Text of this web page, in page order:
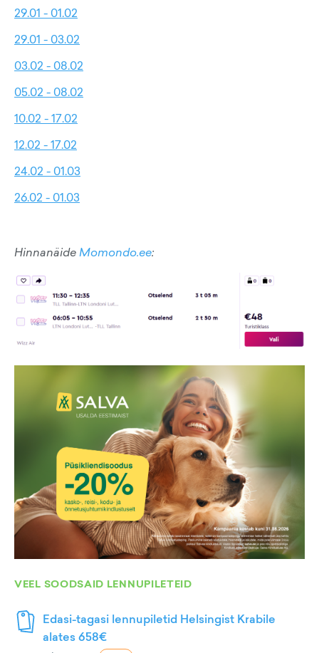
29.01 - 01.02
29.01 - 03.02
03.02 - 08.02
05.02 - 08.02
10.02 - 17.02
12.02 - 17.02
24.02 - 01.03
26.02 - 01.03
HinnanäideMomondo.ee:
VEEL SOODSAID LENNUPILETEID
Edasi-tagasi lennupiletid Helsingist Krabile
alates 658€